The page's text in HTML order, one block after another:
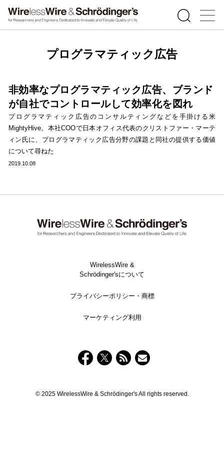
プログラマティック広告
非効率なプログラマティック広告、ブランド
が自社でコントロールして効率化を図れ
プログラマティック広告のコンサルティングなどを手掛ける米
MightyHive。本社COOで日本オフィス代表のクリストファー・マーテ
ィン氏に、プログラマティック広告分野の課題と同社の提供する価値
について尋ねた
2019.10.08
WirelessWire &
Schrödinger'sについて
プライバシーポリシー・商標
マーケティング利用
© 2025 WirelessWire & Schrödinger's All rights reserved.